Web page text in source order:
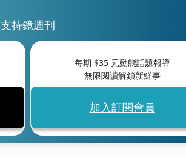
支持鏡週刊
每期 $35元動態話題報導
無限閱讀解鎖新鮮事
加入訂閱會員